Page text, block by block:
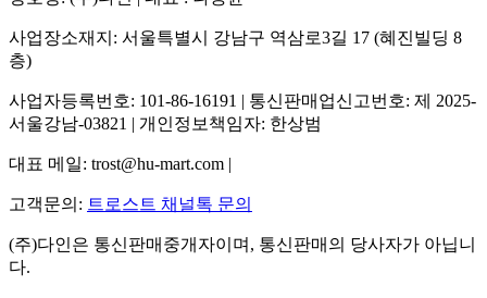
사업장소재지: 서울특별시 강남구 역삼로3길 17 (혜진빌딩 8
층)
사업자등록번호: 101-86-16191 | 통신판매업신고번호: 제 2025-
서울강남-03821 | 개인정보책임자: 한상범
대표 메일: trost@hu-mart.com |
고객문의: 트로스트 채널톡 문의
(주)다인은 통신판매중개자이며, 통신판매의 당사자가 아닙니
다.